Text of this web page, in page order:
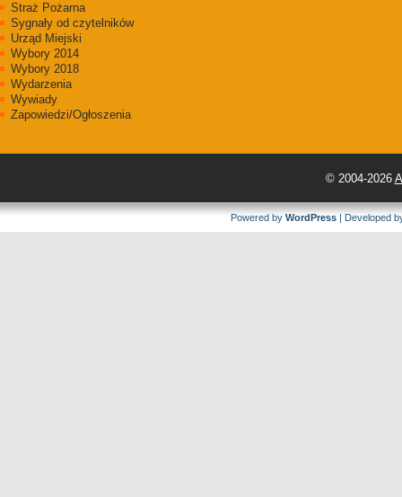
Straż Pożarna
Sygnały od czytelników
Urząd Miejski
Wybory 2014
Wybory 2018
Wydarzenia
Wywiady
Zapowiedzi/Ogłoszenia
© 2004-2026
Powered by WordPress | Developed